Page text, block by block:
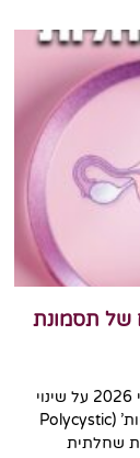
של תסמונת
בעקבות ההכרזה הרשמית מה-12 במאי 2026 על שינוי
שמה של ‘תסמונת השחלות הפוליציסטיות’ (Polycystic